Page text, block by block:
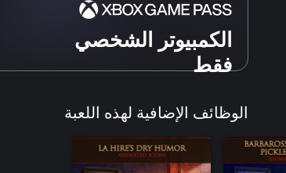
الكمبيوتر الشخصي
فقط
الوظائف الإضافية لهذه اللعبة